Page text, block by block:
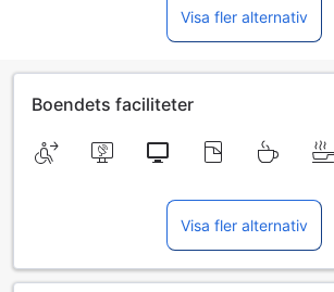
Visa fler alternativ
Boendets faciliteter
Visa fler alternativ